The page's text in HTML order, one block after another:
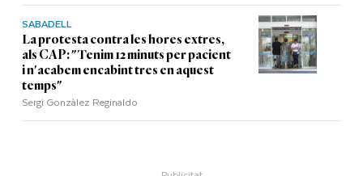
SABADELL
La protesta contra les hores extres,
als CAP: "Tenim 12 minuts per pacient
i n'acabem encabint tres en aquest
temps"
Sergi Gonzàlez Reginaldo